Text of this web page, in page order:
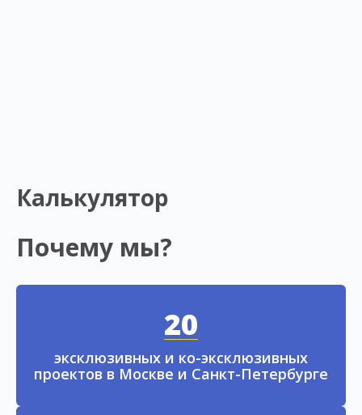
Калькулятор
Почему мы?
20
эксклюзивных и ко-эксклюзивных
проектов в Москве и Санкт-Петербурге